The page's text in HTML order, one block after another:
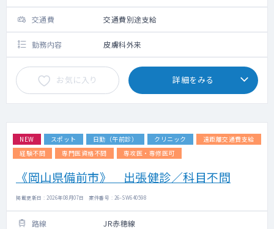
交通費 交通費別途支給
勤務内容 皮膚科外来
お気に入り 詳細をみる
NEW スポット 日勤（午前診） クリニック
遠距離交通費支給
経験不問
専門医資格不問 専攻医・専修医可
《岡山県備前市》 出張健診／科目不問
掲載更新日 : 2026年08月07日 案件番号 : 26-SW640598
路線 JR赤穂線